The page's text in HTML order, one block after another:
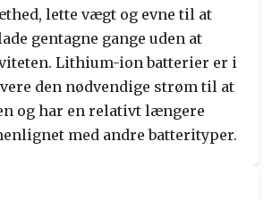
lette vægt og evne til at
gentagne gange uden at
Lithium-ion batterier er i
den nødvendige strøm til at
og har en relativt længere
med andre batterityper.